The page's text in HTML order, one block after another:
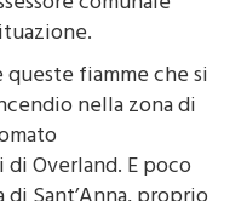
fiamme che si
nella zona di
Overland. E poco
Sant’Anna, proprio